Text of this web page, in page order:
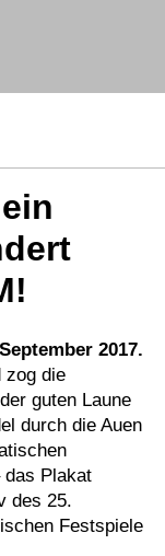
2017.
zog die
guten Laune
durch die Auen
das Plakat
des 25.
Festspiele